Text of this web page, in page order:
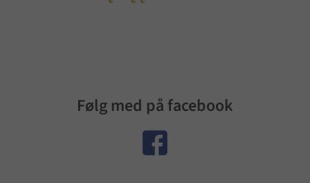
Følg med på facebook